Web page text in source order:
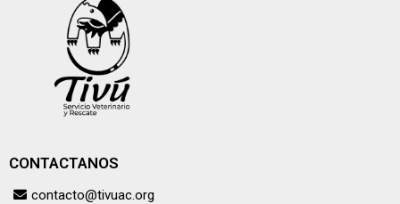
CONTACTANOS
contacto@tivuac.org